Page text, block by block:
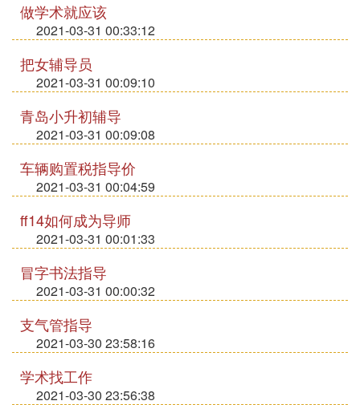
做学术就应该
2021-03-31 00:33:12
把女辅导员
2021-03-31 00:09:10
青岛小升初辅导
2021-03-31 00:09:08
车辆购置税指导价
2021-03-31 00:04:59
ff14如何成为导师
2021-03-31 00:01:33
冒字书法指导
2021-03-31 00:00:32
支气管指导
2021-03-30 23:58:16
学术找工作
2021-03-30 23:56:38